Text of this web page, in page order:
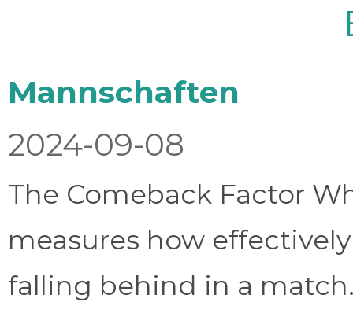
Mannschaften
2024-09-08
The Comeback Factor
measures how
falling behind in a